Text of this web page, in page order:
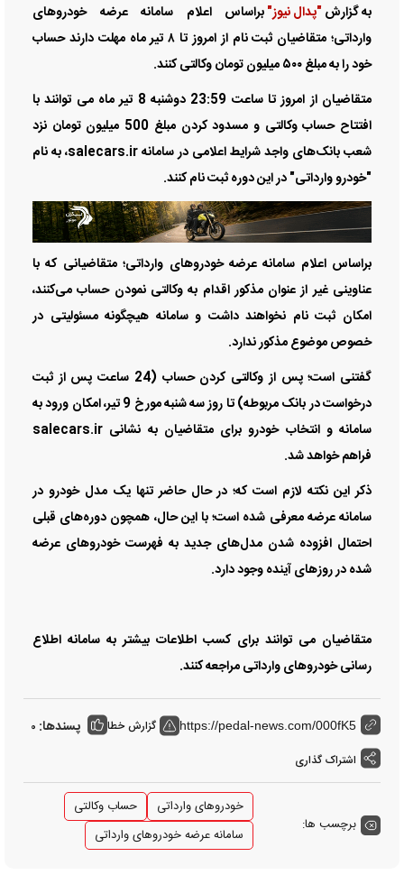
به گزارش"پدال نیوز"براساس اعلام سامانه عرضه خودر‌وهای
وارداتی؛ متقاضیان ثبت نام از امروز تا ۸ تیر ماه مهلت دارند حساب
خود را به مبلغ ۵۰۰ میلیون تومان وکالتی کنند.
متقاضیان از امروز تا ساعت 23:59 دوشنبه 8 تیر ماه می توانند با
افتتاح حساب وکالتی و مسدود کردن مبلغ 500 میلیون تومان نزد
شعب بانک‌های واجد شرایط اعلامی در سامانه salecars.ir، به نام
"خودرو وارداتی" در این دوره ثبت نام کنند.
براساس اعلام سامانه عرضه خودروهای وارداتی؛ متقاضیانی که با
عناوینی غیر از عنوان مذکور اقدام به وکالتی نمودن حساب می‌کنند،
امکان ثبت نام نخواهند داشت و سامانه هیچگونه مسئولیتی در
خصوص موضوع مذکور ندارد.
گفتنی است؛ پس از وکالتی کردن حساب (24 ساعت پس از ثبت
درخواست در بانک مربوطه) تا روز سه شنبه مورخ 9 تیر، امکان ورود به
سامانه و انتخاب خودرو برای متقاضیان به نشانی salecars.ir
فراهم خواهد شد.
ذکر این نکته لازم است که؛ در حال حاضر تنها یک مدل خودرو در
سامانه عرضه معرفی شده است؛ با این حال، همچون دوره‌های قبلی
احتمال افزوده شدن مدل‌های جدید به فهرست خودرو‌های عرضه
شده در روز‌های آینده وجود دارد.
متقاضیان می توانند برای کسب اطلاعات بیشتر به سامانه اطلاع
رسانی خودروهای وارداتی مراجعه کنند.
https://pedal-news.com/000fK5 گزارش خطا پسندها: 0
اشتراک گذاری
برچسب ها:
خودرو‌های وارداتی
حساب وکالتی
سامانه عرضه خودروهای وارداتی